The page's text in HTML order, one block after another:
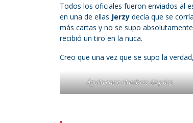
Todos los oficiales fueron enviados al
en una de ellas Jerzy decía que se
más cartas y no se supo
recibió un tiro en la nuca.
Creo que una vez que se supo la
Águila entre alambres de púas